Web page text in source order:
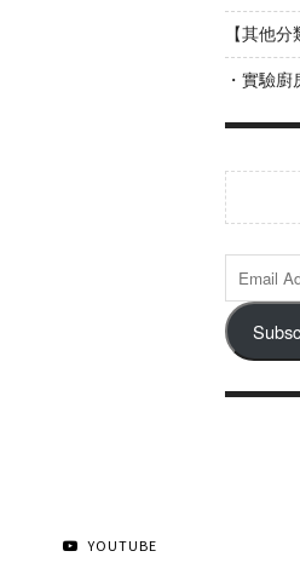
【其他分
・實驗廚
YOUTUBE